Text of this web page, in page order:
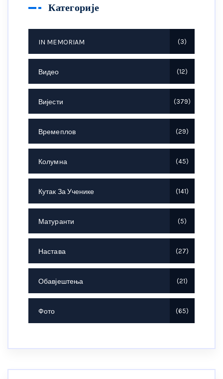
Категорије
IN MEMORIAM 3
Видео 12
Вијести 379
Времеплов 29
Колумна 45
Кутак За Ученике 141
Матуранти 5
Настава 27
Обавјештења 21
Фото 65